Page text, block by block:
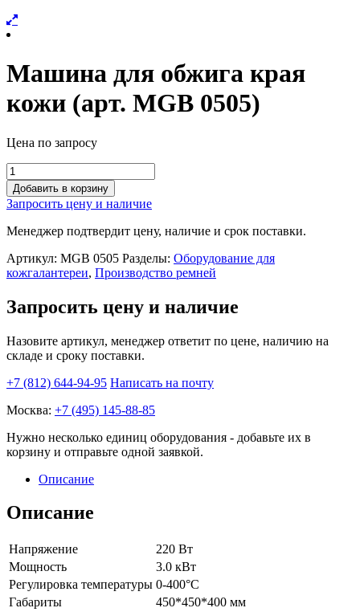
Машина для обжига края
кожи (арт. MGB 0505)
Цена по запросу
Машина
для
обжига
края
кожи
MGB
0505)
Добавить в корзину
Запросить цену и наличие
Менеджер подтвердит цену, наличие и срок поставки.
Артикул: MGB 0505 Разделы: Оборудование для
кожгалантереи, Производство ремней
Запросить цену и наличие
Назовите артикул, менеджер ответит по цене, наличию на
складе и сроку поставки.
+7 (812) 644-94-95 Написать на почту
Москва: +7 (495) 145-88-85
Нужно несколько единиц оборудования - добавьте их в
корзину и отправьте одной заявкой.
Описание
Описание
Напряжение
220 Вт
Мощность
3.0 кВт
Регулировка температуры 0-400°С
Габариты
450*450*400 мм